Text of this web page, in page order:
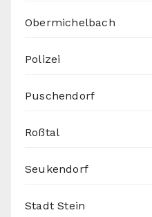
Obermichelbach
Polizei
Puschendorf
Roßtal
Seukendorf
Stadt Stein